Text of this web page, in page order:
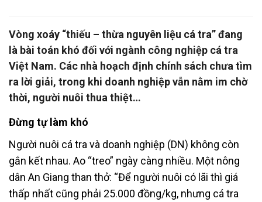
Vòng xoáy “thiếu – thừa nguyên liệu cá tra” đang
là bài toán khó đối với ngành công nghiệp cá tra
Việt Nam. Các nhà hoạch định chính sách chưa tìm
ra lời giải, trong khi doanh nghiệp vẫn nằm im chờ
thời, người nuôi thua thiệt…
Đừng tự làm khó
Người nuôi cá tra và doanh nghiệp (DN) không còn
gắn kết nhau. Ao “treo” ngày càng nhiều. Một nông
dân An Giang than thở: “Để người nuôi có lãi thì giá
thấp nhất cũng phải 25.000 đồng/kg, nhưng cá tra